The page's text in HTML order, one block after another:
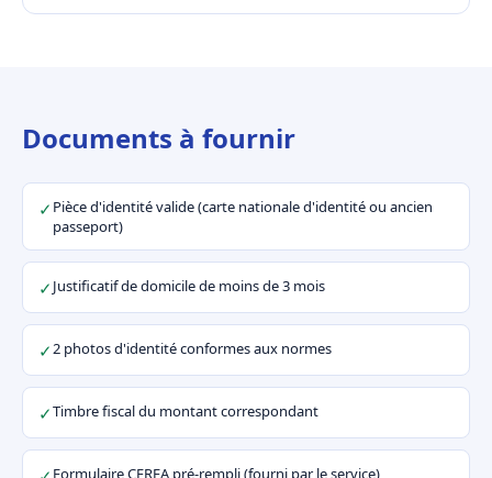
Documents à fournir
✓ Pièce d'identité valide (carte nationale d'identité ou ancien
passeport)
✓Justificatif de domicile de moins de 3 mois
✓2 photos d'identité conformes aux normes
✓Timbre fiscal du montant correspondant
Formulaire CERFA pré-rempli (fourni par le service)